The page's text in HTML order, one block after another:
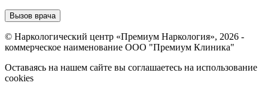
Вызов врача
© Наркологический центр «Премиум Наркология», 2026 -
коммерческое наименование ООО "Премиум Клиника"
Оставаясь на нашем сайте вы соглашаетесь на использование
cookies